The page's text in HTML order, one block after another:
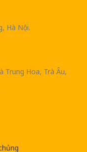
Hà Nội.
Trung Hoa, Trà Âu,